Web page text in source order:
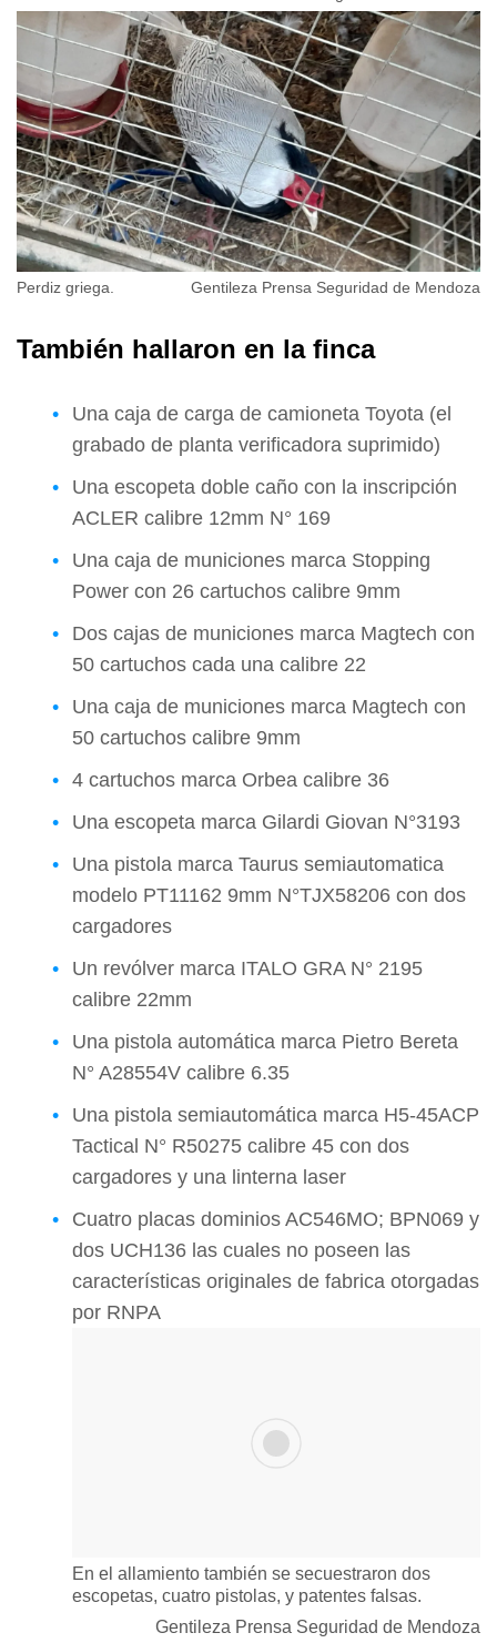
Perdiz griega. Gentileza Prensa Seguridad de Mendoza
También hallaron en la finca
Una caja de carga de camioneta Toyota (el
grabado de planta verificadora suprimido)
Una escopeta doble caño con la inscripción
ACLER calibre 12mm N° 169
Una caja de municiones marca Stopping
Power con 26 cartuchos calibre 9mm
Dos cajas de municiones marca Magtech con
50 cartuchos cada una calibre 22
Una caja de municiones marca Magtech con
50 cartuchos calibre 9mm
4 cartuchos marca Orbea calibre 36
Una escopeta marca Gilardi Giovan N°3193
Una pistola marca Taurus semiautomatica
modelo PT11162 9mm N°TJX58206 con dos
cargadores
Un revólver marca ITALO GRA N° 2195
calibre 22mm
Una pistola automática marca Pietro Bereta
N° A28554V calibre 6.35
Una pistola semiautomática marca H5-45ACP
Tactical N° R50275 calibre 45 con dos
cargadores y una linterna laser
Cuatro placas dominios AC546MO; BPN069 y
dos UCH136 las cuales no poseen las
características originales de fabrica otorgadas
por RNPA
En el allamiento también se secuestraron dos
escopetas, cuatro pistolas, y patentes falsas.
Gentileza Prensa Seguridad de Mendoza